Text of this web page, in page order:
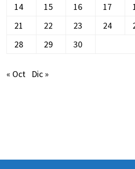
14
15 16 17
21
22 23 24
28
29 30
« Oct Dic »